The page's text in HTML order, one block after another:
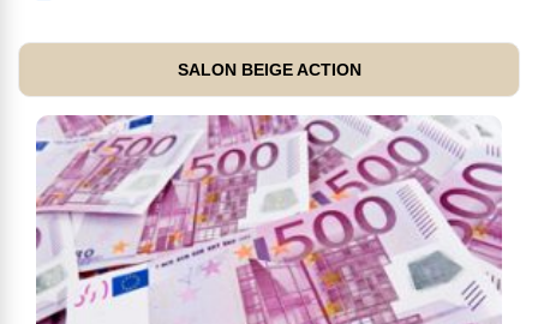
SALON BEIGE ACTION